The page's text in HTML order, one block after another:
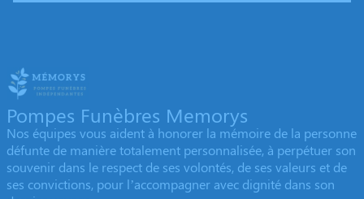
Pompes Funèbres Memorys
Nos équipes vous aident à honorer la mémoire de la personne
défunte de manière totalement personnalisée, à perpétuer son
souvenir dans le respect de ses volontés, de ses valeurs et de
ses convictions, pour l’accompagner avec dignité dans son